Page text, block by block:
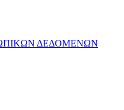
ΔΕΔΟΜΕΝΩΝ